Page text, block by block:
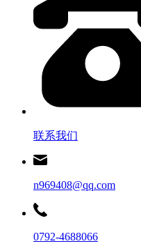
联系我们
n969408@qq.com
0792-4688066